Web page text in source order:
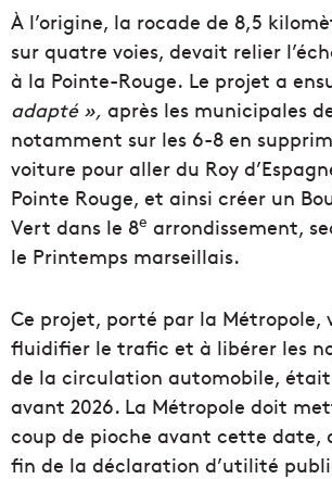
À l’origine, la rocade de 8,5
sur quatre voies, devait relier
à la Pointe-Rouge. Le projet a
adapté », après les municipales
notamment sur les 6-8 en
voiture pour aller du Roy
Pointe Rouge, et ainsi créer un
Vert dans le 8e arrondissement,
le Printemps marseillais.
Ce projet, porté par la Métropole,
fluidifier le trafic et à libérer les
de la circulation automobile,
avant 2026. La Métropole doit
coup de pioche avant cette date,
fin de la déclaration d’utilité